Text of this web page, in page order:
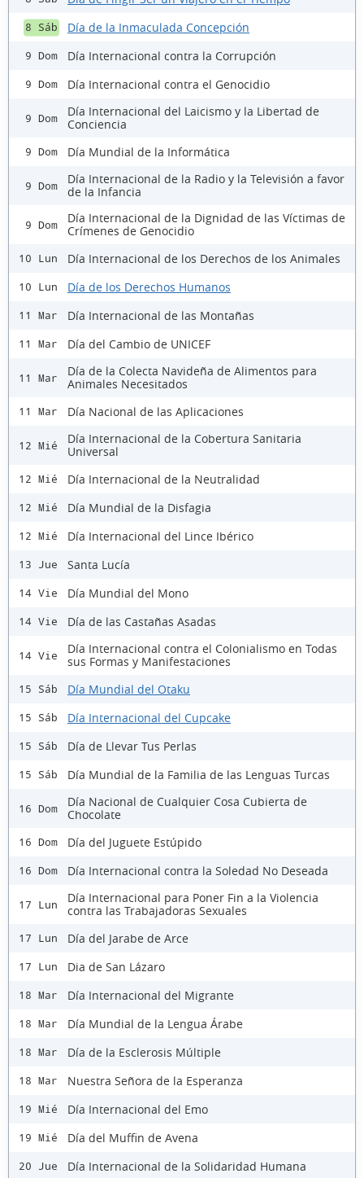
8 Sáb Día de la Inmaculada Concepción
9 Dom Día Internacional contra la Corrupción
9 Dom Día Internacional contra el Genocidio
9 Dom
Día Internacional del Laicismo y la Libertad de
Conciencia
9 Dom Día Mundial de la Informática
9 Dom
Día Internacional de la Radio y la Televisión a favor
de la Infancia
9 Dom
Día Internacional de la Dignidad de las Víctimas de
Crímenes de Genocidio
10 Lun Día Internacional de los Derechos de los Animales
10 Lun Día de los Derechos Humanos
11 Mar Día Internacional de las Montañas
11 Mar Día del Cambio de UNICEF
11 Mar
Día de la Colecta Navideña de Alimentos para
Animales Necesitados
11 Mar Día Nacional de las Aplicaciones
12 Mié
Día Internacional de la Cobertura Sanitaria
Universal
12 Mié Día Internacional de la Neutralidad
12 Mié Día Mundial de la Disfagia
12 Mié Día Internacional del Lince Ibérico
13 Jue Santa Lucía
14 Vie Día Mundial del Mono
14 Vie Día de las Castañas Asadas
14 Vie
Día Internacional contra el Colonialismo en Todas
sus Formas y Manifestaciones
15 Sáb Día Mundial del Otaku
15 Sáb Día Internacional del Cupcake
15 Sáb Día de Llevar Tus Perlas
15 Sáb Día Mundial de la Familia de las Lenguas Turcas
16 Dom
Día Nacional de Cualquier Cosa Cubierta de
Chocolate
16 Dom Día del Juguete Estúpido
16 Dom Día Internacional contra la Soledad No Deseada
17 Lun
Día Internacional para Poner Fin a la Violencia
contra las Trabajadoras Sexuales
17 Lun Día del Jarabe de Arce
17 Lun Dia de San Lázaro
18 Mar Día Internacional del Migrante
18 Mar Día Mundial de la Lengua Árabe
18 Mar Día de la Esclerosis Múltiple
18 Mar Nuestra Señora de la Esperanza
19 Mié Día Internacional del Emo
19 Mié Día del Muffin de Avena
20 Jue Día Internacional de la Solidaridad Humana